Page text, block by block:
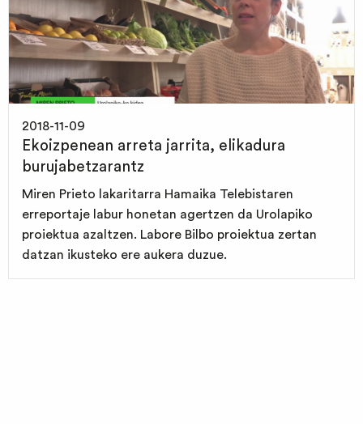
2018-11-09
Ekoizpenean arreta jarrita, elikadura
burujabetzarantz
Miren Prieto lakaritarra Hamaika Telebistaren
erreportaje labur honetan agertzen da Urolapiko
proiektua azaltzen. Labore Bilbo proiektua zertan
datzan ikusteko ere aukera duzue.